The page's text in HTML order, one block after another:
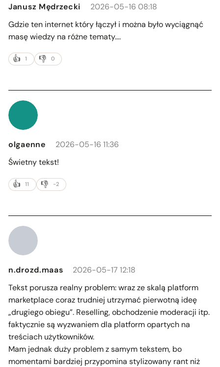
Janusz Mędrzecki
2026-05-16 08:18
Gdzie ten internet który łączył i można było wyciągnąć
masę wiedzy na różne tematy….
1 0
olgaenne
2026-05-16 11:36
Świetny tekst!
11 -2
n.drozd.maas
2026-05-17 12:18
Tekst porusza realny problem: wraz ze skalą platform
marketplace coraz trudniej utrzymać pierwotną ideę
„drugiego obiegu”. Reselling, obchodzenie moderacji itp.
faktycznie są wyzwaniem dla platform opartych na
treściach użytkowników.
Mam jednak duży problem z samym tekstem, bo
momentami bardziej przypomina stylizowany rant niż